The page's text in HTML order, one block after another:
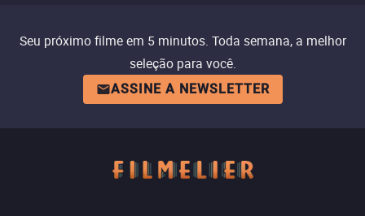
Seu próximo filme em 5 minutos. Toda semana, a melhor
seleção para você.
ASSINE A NEWSLETTER